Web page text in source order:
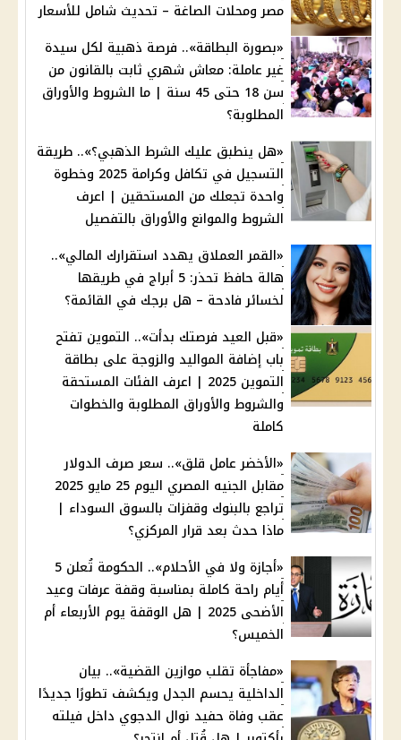
مصر ومحلات الصاغة – تحديث شامل للأسعار
«بصورة البطاقة».. فرصة ذهبية لكل سيدة
غير عاملة: معاش شهري ثابت بالقانون من
سن 18 حتى 45 سنة | ما الشروط والأوراق
المطلوبة؟
«هل ينطبق عليك الشرط الذهبي؟».. طريقة
التسجيل في تكافل وكرامة 2025 وخطوة
واحدة تجعلك من المستحقين | اعرف
الشروط والموانع والأوراق بالتفصيل
«القمر العملاق يهدد استقرارك المالي»..
هالة حافظ تحذر: 5 أبراج في طريقها
لخسائر فادحة – هل برجك في القائمة؟
«قبل العيد فرصتك بدأت».. التموين تفتح
باب إضافة المواليد والزوجة على بطاقة
التموين 2025 | اعرف الفئات المستحقة
والشروط والأوراق المطلوبة والخطوات
كاملة
«الأخضر عامل قلق».. سعر صرف الدولار
مقابل الجنيه المصري اليوم 25 مايو 2025
تراجع بالبنوك وقفزات بالسوق السوداء |
ماذا حدث بعد قرار المركزي؟
«أجازة ولا في الأحلام».. الحكومة تُعلن 5
أيام راحة كاملة بمناسبة وقفة عرفات وعيد
الأضحى 2025 | هل الوقفة يوم الأربعاء أم
الخميس؟
«مفاجأة تقلب موازين القضية».. بيان
الداخلية يحسم الجدل ويكشف تطورًا جديدًا
عقب وفاة حفيد نوال الدجوي داخل فيلته